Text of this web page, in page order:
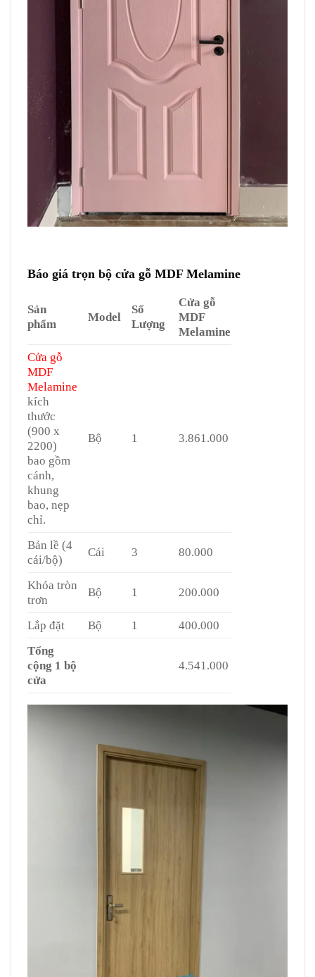
Báo giá trọn bộ cửa gỗ MDF Melamine
Sản
phẩm
Model
Số
Lượng
Cửa gỗ
MDF
Melamine
Cửa gỗ
MDF
Melamine
kích
thước
(900 x
2200)
bao gồm
cánh,
khung
bao, nẹp
chỉ.
Bộ 1 3.861.000
Bản lề (4
cái/bộ)
Cái 3 80.000
Khóa tròn
trơn
Bộ 1 200.000
Lắp đặt Bộ 1
400.000
Tổng
cộng 1 bộ
cửa
4.541.000